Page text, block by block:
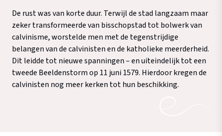
De rust was van korte duur. Terwijl de stad langzaam maar
zeker transformeerde van bisschopstad tot bolwerk van
calvinisme, worstelde men met de tegenstrijdige
belangen van de calvinisten en de katholieke meerderheid.
Dit leidde tot nieuwe spanningen – en uiteindelijk tot een
tweede Beeldenstorm op 11 juni 1579. Hierdoor kregen de
calvinisten nog meer kerken tot hun beschikking.